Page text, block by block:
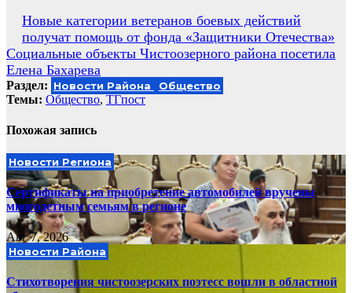
Навигация
по
записям
Новые категории ветеранов боевых действий
получат помощь от фонда «Защитники Отечества»
Социальные объекты Чистоозерного района посетила
Елена Бахарева
Раздел: Новости Района Общество
Темы: Общество, ТГпост
Похожая запись
Новости Региона
Сертификаты на приобретение автомобилей вручены
многодетным семьям в регионе
Авг 7, 2026
Новости Района
Стихотворения чистоозерских поэтесс вошли в областной